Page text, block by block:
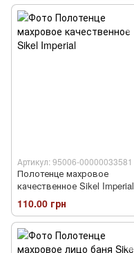
Артикул: 95006-00000033581
Полотенце махровое
качественное Sikel Imperial
110.00 грн